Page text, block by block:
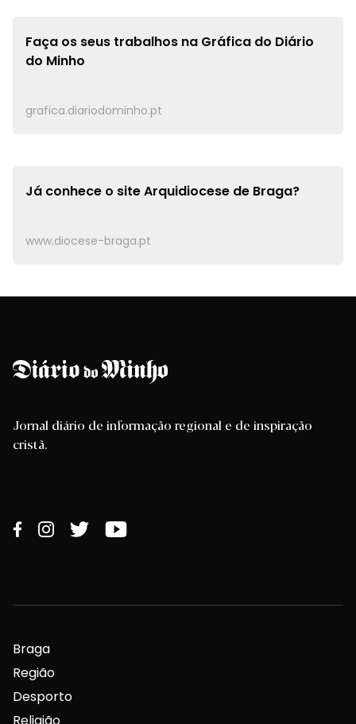
Faça os seus trabalhos na Gráfica do Diário
do Minho
grafica.diariodominho.pt
Já conhece o siteArquidiocese de Braga?
www.diocese-braga.pt
Jornal diário de informação regional e de inspiração
cristã.
Braga
Região
Desporto